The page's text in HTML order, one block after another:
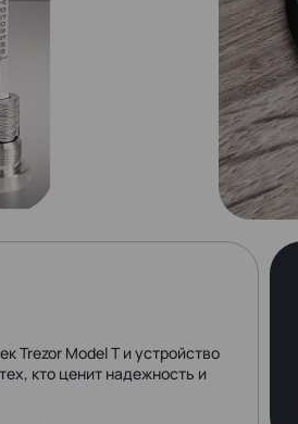
Trezor Model T и устройство
кто ценит надежность и